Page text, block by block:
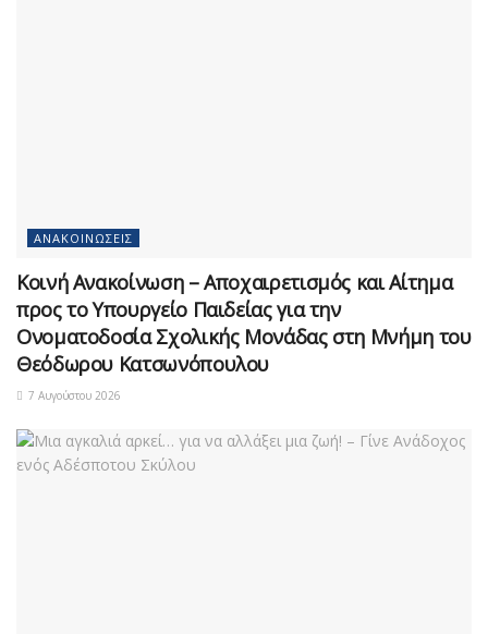
ΑΝΑΚΟΙΝΏΣΕΙΣ
Κοινή Ανακοίνωση – Αποχαιρετισμός και Αίτημα
προς το Υπουργείο Παιδείας για την
Ονοματοδοσία Σχολικής Μονάδας στη Μνήμη του
Θεόδωρου Κατσωνόπουλου
7 Αυγούστου 2026